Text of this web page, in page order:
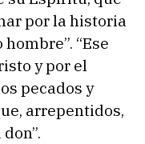
por la historia
“Ese
y por el
pecados y
arrepentidos,